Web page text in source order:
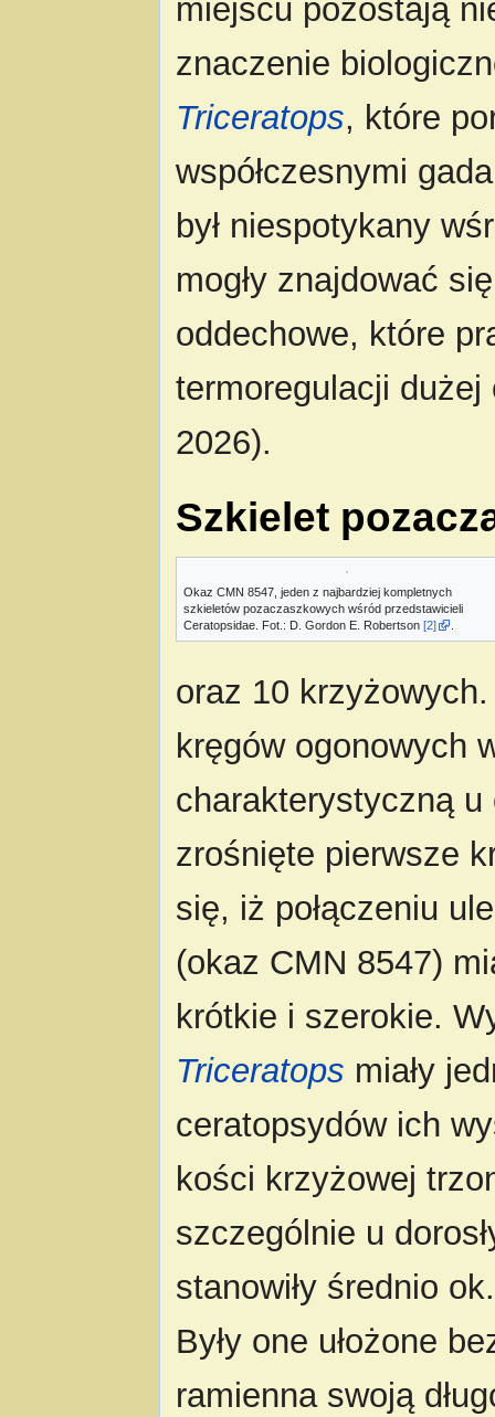
miejscu pozostają
znaczenie
Triceratops, które
współczesnymi
był niespotykany
mogły znajdować
oddechowe, które
termoregulacji
2026).
Szkielet
Okaz CMN 8547, jeden z najbardziej kompletnych
szkieletów pozaczaszkowych wśród przedstawicieli
Ceratopsidae. Fot.: D. Gordon E. Robertson[2]
oraz 10
kręgów ogonowych
charakterystyczną u
zrośnięte pierwsze
się, iż połączeniu
(okaz CMN 8547)
krótkie i szerokie.
Triceratops miały
ceratopsydów ich
kości krzyżowej
szczególnie u
stanowiły średnio
Były one ułożone
ramienna swoją